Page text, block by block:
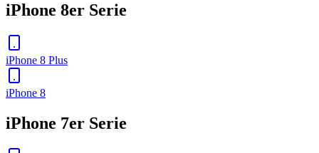
iPhone 8er Serie
iPhone 8 Plus
iPhone 8
iPhone 7er Serie